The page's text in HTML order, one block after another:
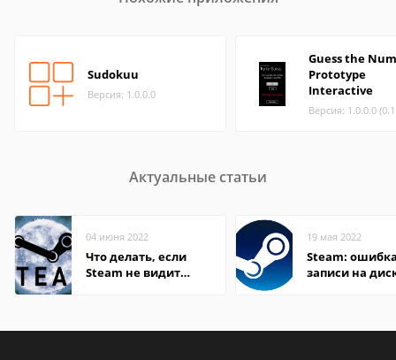
Sudokuu
Версия: 1.0.0.0
Guess the
Prototype
Interactive
Версия: 1.0.0.0
Актуальные статьи
04 июня 2022
Что делать, если
Steam не видит
19 мая 2022
Steam:
записи на